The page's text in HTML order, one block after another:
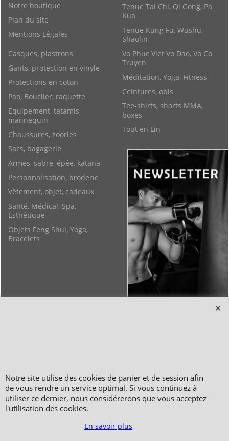
Notre boutique
Plan du site
Mentions Légales
Tenue Tai Chi, Qi Gong, Pa
Kua
Tenue Kung Fu, Wushu,
Shaolin
Vo Phuc Viet Vo Dao, Vo Co
Truyen
Méditation, Yoga, Fitness
Ceintures, obis
Tee-shirts, shorts MMA,
boxes
Tout en Lin
Casques, plastrons
Gants, protection en vinyle
Protections en coton
Pao, Bouclier, raquette
Equipement, tatamis,
mannequin
Chaussures, zoories
Sacs, bagagerie
Armes, sabre, épée, katana
Personnalisation, broderie
Vêtement, objet, cadeaux
Santé, Médical, Spa,
Esthétique
Objets Feng Shui, Yoga,
Bracelets
FRANCE
Paiement sécurisé via Systempay CAISSE D’ÉPARGNE et PAYPAL
Nos prix sont affichés en HT et en TTC (hors frais de port) dont TVA 5.5 % et 20,0
% incluses, selon les articles
Notre site utilise des cookies de panier et de session afin
de vous rendre un service optimal. Si vous continuez à
utiliser ce dernier, nous considérerons que vous acceptez
l'utilisation des cookies.
En savoir plus